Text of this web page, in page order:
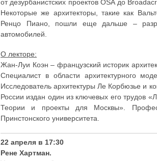
от дезурбанистских проектов OSA до
Некоторые же архитекторы, такие как
Ренцо Пиано, пошли еще дальше –
автомобилей.
О лекторе:
Жан-Луи Коэн – французский историк
Специалист в области архитектурного
Исследователь архитектуры Ле Корбюзье и
России издан один из ключевых его трудов
Теории и проекты для Москвы».
Принстонского университета.
22 апреля в 17:30
Рене Хартман.